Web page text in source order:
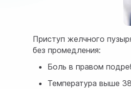
Приступ желчного
без промедления:
Боль в правом
Температура выше